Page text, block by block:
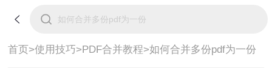
首页>使用技巧>PDF合并教程>如何合并多份pdf为一份